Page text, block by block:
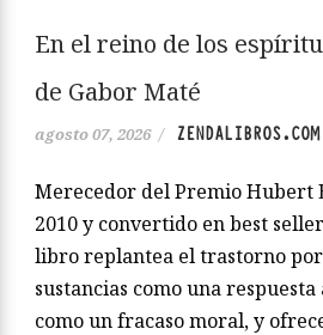
En el reino de los
de Gabor Maté
agosto 07, 2026 / ZENDALIBROS.COM
Merecedor del Premio Hubert
2010 y convertido en best
libro replantea el trastorno por
sustancias como una
como un fracaso moral, y